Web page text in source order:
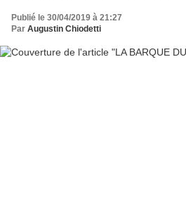
Publié le 30/04/2019 à 21:27
Par Augustin Chiodetti